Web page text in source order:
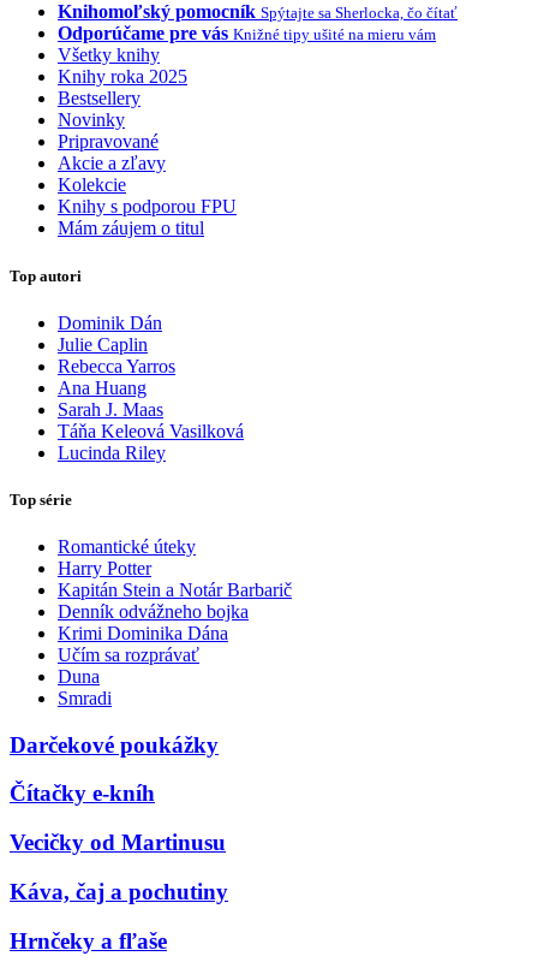
Knihomoľský pomocník Spýtajte sa Sherlocka, čo čítať
Odporúčame pre vás Knižné tipy ušité na mieru vám
Všetky knihy
Knihy roka 2025
Bestsellery
Novinky
Pripravované
Akcie a zľavy
Kolekcie
Knihy s podporou FPU
Mám záujem o titul
Top autori
Dominik Dán
Julie Caplin
Rebecca Yarros
Ana Huang
Sarah J. Maas
Táňa Keleová Vasilková
Lucinda Riley
Top série
Romantické úteky
Harry Potter
Kapitán Stein a Notár Barbarič
Denník odvážneho bojka
Krimi Dominika Dána
Učím sa rozprávať
Duna
Smradi
Darčekové poukážky
Čítačky e-kníh
Vecičky od Martinusu
Káva, čaj a pochutiny
Hrnčeky a fľaše